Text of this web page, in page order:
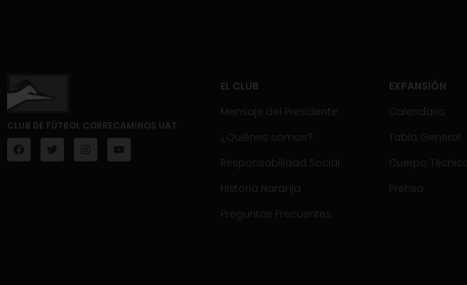
CLUB DE FÚTBOL CORRECAMINOS UAT
EL CLUB
Mensaje del Presidente
¿Quiénes somos?
Responsabilidad Social
Historia Naranja
Preguntas Frecuentes
EXPANSIÓN
Calendario
Tabla General
Cuerpo
Prensa